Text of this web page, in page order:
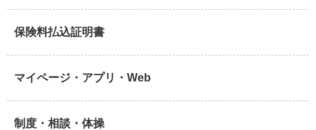
保険料払込証明書
マイページ・アプリ・Web
制度・相談・体操